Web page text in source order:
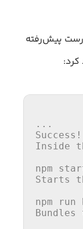
پیش‌رفته
...
Inside
npm
Starts
npm run
Bundles